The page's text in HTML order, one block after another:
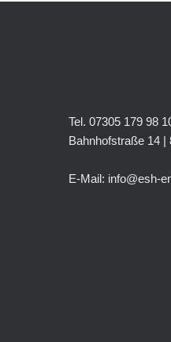
Tel. 07305 179 98
Bahnhofstraße 14 |
E-Mail: info@esh-